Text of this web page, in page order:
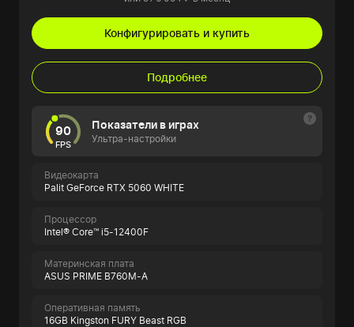
Конфигурировать и купить
Подробнее
90
FPS
Показатели в играх
Ультра-настройки
Видеокарта
Palit GeForce RTX 5060 WHITE
Процессор
Intel® Core™ i5-12400F
Материнская плата
ASUS PRIME B760M-A
Оперативная память
16GB Kingston FURY Beast RGB